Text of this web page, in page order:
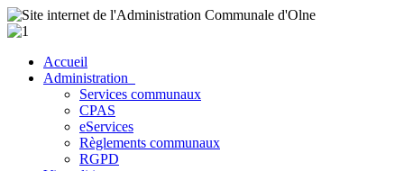
Accueil
Administration
Services communaux
CPAS
eServices
Règlements communaux
RGPD